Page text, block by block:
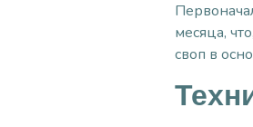
месяца,
своп в